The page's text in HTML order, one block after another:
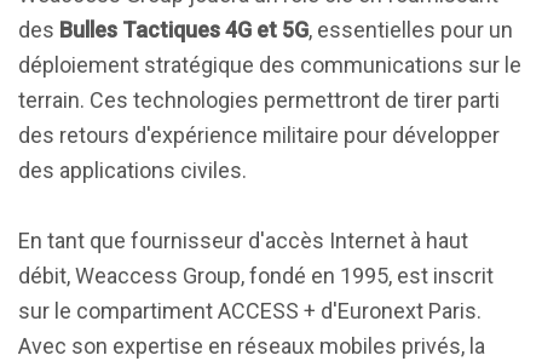
des Bulles Tactiques 4G et 5G, essentielles pour un
déploiement stratégique des communications sur le
terrain. Ces technologies permettront de tirer parti
des retours d'expérience militaire pour développer
des applications civiles.
En tant que fournisseur d'accès Internet à haut
débit, Weaccess Group, fondé en 1995, est inscrit
sur le compartiment ACCESS + d'Euronext Paris.
Avec son expertise en réseaux mobiles privés, la